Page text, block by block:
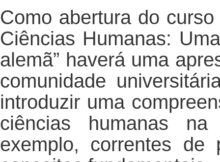
Como abertura do
Ciências Humanas:
alemã” haverá uma
comunidade
introduzir uma
ciências humanas
exemplo, correntes de